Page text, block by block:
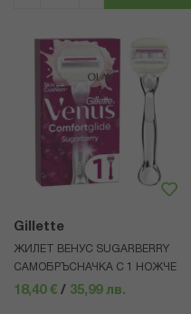
Gillette
ЖИЛЕТ ВЕНУС SUGARBERRY
САМОБРЪСНАЧКА С 1 НОЖЧЕ
18,40 € / 35,99 лв.